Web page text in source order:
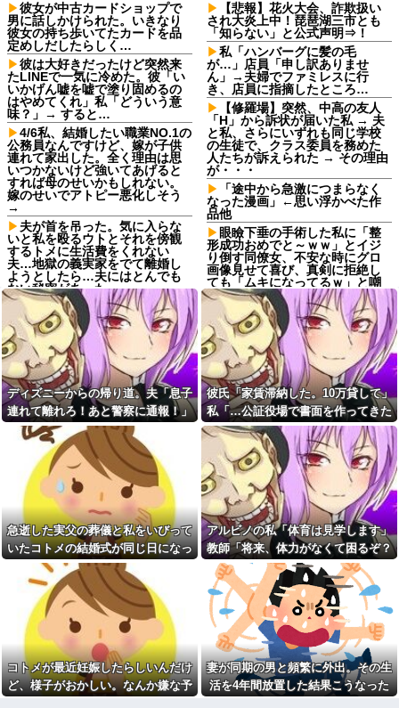
彼女が中古カードショップで
男に話しかけられた。いきなり
彼女の持ち歩いてたカードを品
定めしだしたらしく…
彼は大好きだったけど突然来
たLINEで一気に冷めた。彼「い
いかげん嘘を嘘で塗り固めるの
はやめてくれ」私「どういう意
味？」→ すると…
4/6私、結婚したい職業NO.1の
公務員なんですけど、嫁が子供
連れて家出した。全く理由は思
いつかないけど強いてあげると
すれば母のせいかもしれない。
嫁のせいでアトピー悪化しそう
→
夫が首を吊った。気に入らな
いと私を殴るウトとそれを傍観
するトメに生活費をくれない
夫…地獄の義実家をでて離婚し
ようとしたら…夫にはとんでも
ない秘密があった
最近の若手社員は何故かコレ
を嫌がるらしい
嫁「生ハムを手作りした
よ！」俺「それ、生肉のままじ
ゃないか！」→食べてしまった
翌日にまさかの事態が…
私「また郵便がなくなって
る…」知人「一緒に捕まえよ
う」→おとりを仕掛けたら泥奥
がまんまと引っかかり…
【後編】我が家で集まりがあ
った後に子供の新品クロックス
が消えた。犯人のママがカバン
に入れるのを見た人もいるのに
相手旦那が「証拠は？」と認め
ない…...
アタシ何歳に見える？って誘
い受け風の事言うゴミってまだ
生存してるよね～
ディズニーからの帰り道。夫
「息子連れて離れろ！あと警察
に通報！」私「助けて！」駅員
「どうしました！？」→トンデ
モナイことに…
会社に突然「嫁に手を出した
だろ」と怒りの電話が入った。
全く心当たりのない俺だった
が、事態は思わぬ展開に…
【衝撃】ジャンポケ斉藤の妻
【悲報】花火大会、詐欺扱い
され大炎上中！琵琶湖三市とも
「知らない」と公式声明⇒！
私「ハンバーグに髪の毛
が…」店員「申し訳ありませ
ん」→夫婦でファミレスに行
き、店員に指摘したところ…
【修羅場】突然、中高の友人
「H」から訴状が届いた私 → 夫
と私、さらにいずれも同じ学校
の生徒で、クラス委員を務めた
人たちが訴えられた → その理由
が・・・
「途中から急激につまらなく
なった漫画」←思い浮かべた作
品他
眼瞼下垂の手術した私に「整
形成功おめでと～ｗｗ」とイジ
り倒す同僚女、不安な時にグロ
画像見せて喜び、真剣に拒絶し
ても「ムキになってるｗ」と嘲
笑…人の病気と手術を娯楽にす
んなよ！！
姪「結婚しても子供は産まな
い」私「どうして？」→理由を
聞いてみると、思わず少子化の
現実を考えさせられて…
結婚するという決断って重く
ないですか？
【悲報】強者男性さん「30超
えてデートの練習とかしてる奴
なんなんだ？普通は10代の子供
がいるぞ」
【修羅場】弟を車で迎えに行
くときにファミレスの駐車場か
ら飛び出してきた男性を轢いて
しまった 轢かれた男は傷だらけ
で血まみれなのに凄い大声て喚
いて暴れまくり…
【驚愕】デキ婚した相手は出
張姫。母の興信所調査で夫婦崩
壊？！ｗｗｗｗ
【唖然】浮気バレた旦那が嫁
に勢いで吐き出した結果ｗｗｗ
ｗ
1/2義弟娘「ママのアソコには
黒い絵があるんだよ！洗っても
落ちないんだよ！」あー…だか
らいつも肌を隠してるのね。こ
んな田舎で刺青バレたら面倒な
事になっちゃうよ…→面倒な事
ディズニーからの帰り道。夫「息子
連れて離れろ！あと警察に通報！」
私「助けて！」駅員「どうしまし
た！？」→トンデモナイことに…
彼氏「家賃滞納した。10万貸して」
私「…公証役場で書面を作ってきた
ら考える」→結果・・・
急逝した実父の葬儀と私をいびって
いたコトメの結婚式が同じ日になっ
てしまった。無理にでも来いと言わ
れてしまい...
アルビノの私「体育は見学します」
教師「将来、体力がなくて困るぞ？
我慢して走れ！」→結果、膝を痛め
て・・・
コトメが最近妊娠したらしいんだけ
ど、様子がおかしい。なんか嫌な予
妻が同期の男と頻繁に外出。その生
活を4年間放置した結果こうなった